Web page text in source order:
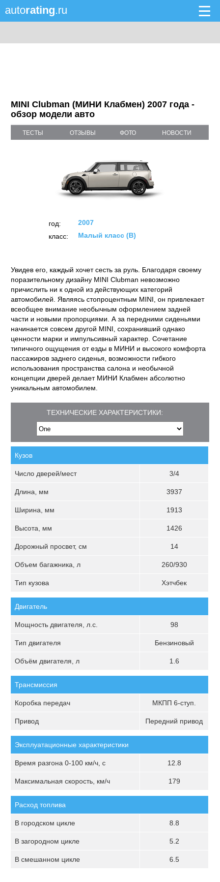
autorating.ru
MINI Clubman (МИНИ Клабмен) 2007 года -
обзор модели авто
ТЕСТЫ ОТЗЫВЫ ФОТО НОВОСТИ
год:
2007
класс:
Малый класс (B)
Увидев его, каждый хочет сесть за руль. Благодаря своему
поразительному дизайну MINI Clubman невозможно
причислить ни к одной из действующих категорий
автомобилей. Являясь стопроцентным MINI, он привлекает
всеобщее внимание необычным оформлением задней
части и новыми пропорциями. А за передними сиденьями
начинается совсем другой MINI, сохранивший однако
ценности марки и импульсивный характер. Сочетание
типичного ощущения от езды в МИНИ и высокого комфорта
пассажиров заднего сиденья, возможности гибкого
использования пространства салона и необычной
концепции дверей делает МИНИ Клабмен абсолютно
уникальным автомобилем.
ТЕХНИЧЕСКИЕ ХАРАКТЕРИСТИКИ:
Кузов
Число дверей/мест 3/4
Длина, мм 3937
Ширина, мм 1913
Высота, мм 1426
Дорожный просвет, см 14
Объем багажника, л 260/930
Тип кузова Хэтчбек
Двигатель
Мощность двигателя, л.с. 98
Тип двигателя Бензиновый
Объём двигателя, л 1.6
Трансмиссия
Коробка передач МКПП 6-ступ.
Привод Передний привод
Эксплуатационные характеристики
Время разгона 0-100 км/ч, с 12.8
Максимальная скорость, км/ч 179
Расход топлива
В городском цикле 8.8
В загородном цикле 5.2
В смешанном цикле 6.5